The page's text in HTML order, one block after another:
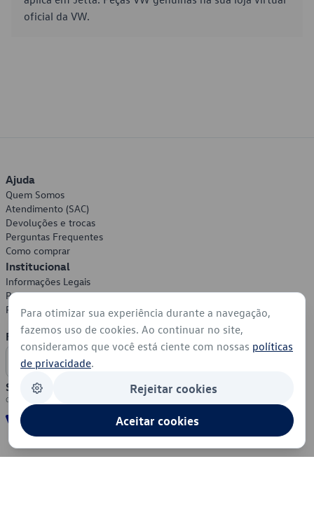
oficial da VW.
Ajuda
Quem Somos
Atendimento (SAC)
Devoluções e trocas
Perguntas Frequentes
Como comprar
Institucional
Informações Legais
Política de Privacidade
Política de Cookies
Formas de Pagamento
Segurança
Para otimizar sua experiência durante a navegação,
fazemos uso de cookies. Ao continuar no site,
consideramos que você está ciente com nossas políticas
de privacidade.
Rejeitar cookies
Aceitar cookies